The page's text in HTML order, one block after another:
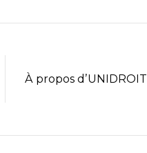
À propos d’UNIDROIT